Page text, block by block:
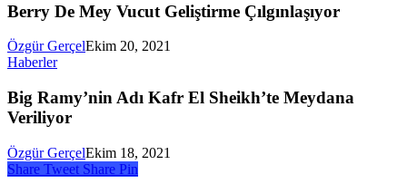
Berry De Mey Vucut Geliştirme Çılgınlaşıyor
Özgür GerçelEkim 20, 2021
Haberler
Big Ramy’nin Adı Kafr El Sheikh’te Meydana
Veriliyor
Özgür GerçelEkim 18, 2021
Share Tweet Share Pin